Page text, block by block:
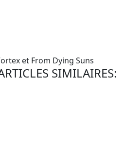
et From Dying Suns
SIMILAIRES: